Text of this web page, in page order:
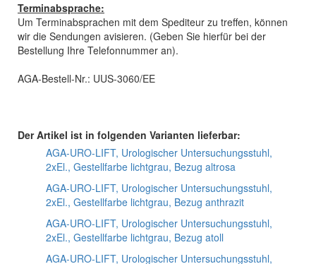
Terminabsprache:
Um Terminabsprachen mit dem Spediteur zu treffen, können
wir die Sendungen avisieren. (Geben Sie hierfür bei der
Bestellung Ihre Telefonnummer an).
AGA-Bestell-Nr.: UUS-3060/EE
Der Artikel ist in folgenden Varianten lieferbar:
AGA-URO-LIFT, Urologischer Untersuchungsstuhl,
2xEl., Gestellfarbe lichtgrau, Bezug altrosa
AGA-URO-LIFT, Urologischer Untersuchungsstuhl,
2xEl., Gestellfarbe lichtgrau, Bezug anthrazit
AGA-URO-LIFT, Urologischer Untersuchungsstuhl,
2xEl., Gestellfarbe lichtgrau, Bezug atoll
AGA-URO-LIFT, Urologischer Untersuchungsstuhl,